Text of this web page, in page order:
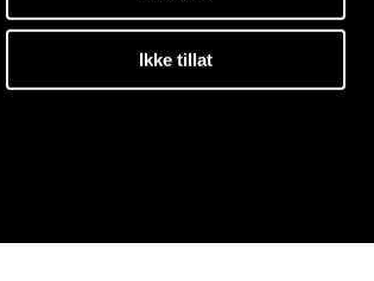
Ikke tillat